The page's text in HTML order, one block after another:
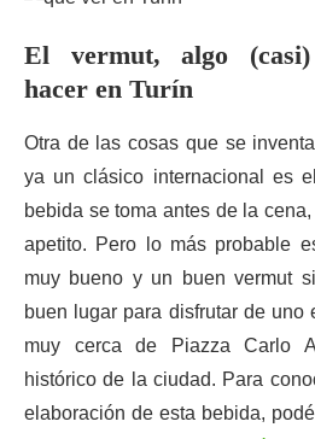
El vermut, algo
hacer en Turín
Otra de las cosas que se
ya un clásico internacional es
bebida se toma antes de la
apetito. Pero lo más probable
muy bueno y un buen vermut
buen lugar para disfrutar de uno
muy cerca de Piazza Carlo
histórico de la ciudad. Para
elaboración de esta bebida,